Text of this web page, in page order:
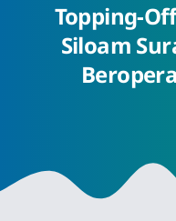
Topping-
Siloam